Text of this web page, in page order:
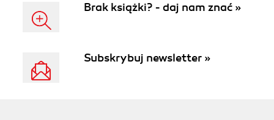
Brak książki? - daj nam znać »
Subskrybuj newsletter »